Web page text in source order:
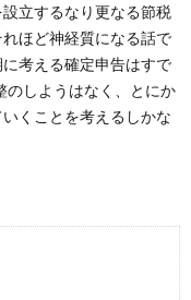
立するなり更なる節税
ほど神経質になる話で
考える確定申告はすで
のしようはなく、とにか
くことを考えるしかな